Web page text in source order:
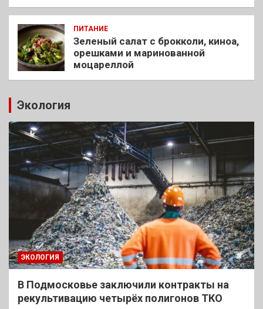
ПИТАНИЕ
Зеленый салат с брокколи, киноа,
орешками и маринованной
моцареллой
Экология
ЭКОЛОГИЯ
В Подмосковье заключили контракты на
рекультивацию четырёх полигонов ТКО